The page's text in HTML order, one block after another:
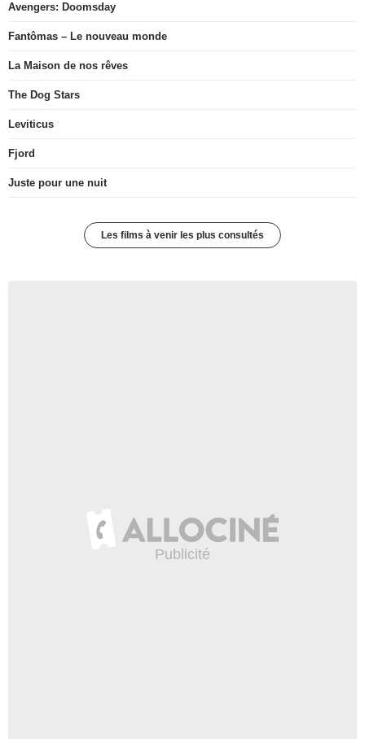
Avengers: Doomsday
Fantômas – Le nouveau monde
La Maison de nos rêves
The Dog Stars
Leviticus
Fjord
Juste pour une nuit
Les films à venir les plus consultés